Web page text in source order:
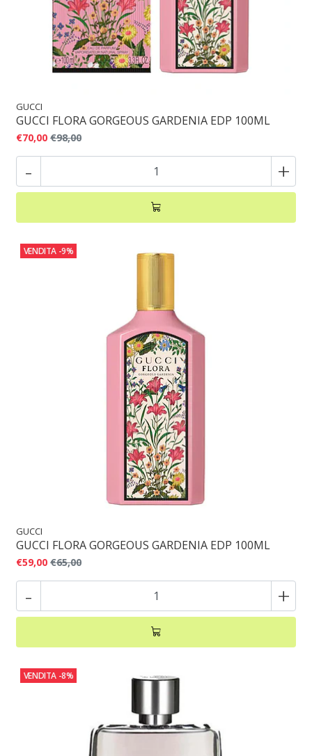
GUCCI
GUCCI FLORA GORGEOUS GARDENIA EDP 100ML
€70,00 €98,00
- +
VENDITA -9%
GUCCI
GUCCI FLORA GORGEOUS GARDENIA EDP 100ML
€59,00 €65,00
- +
VENDITA -8%